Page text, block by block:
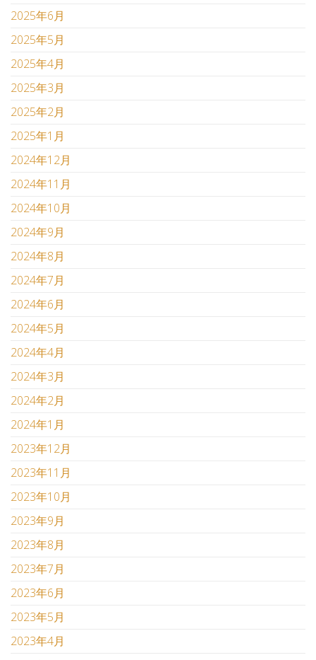
2025年6月
2025年5月
2025年4月
2025年3月
2025年2月
2025年1月
2024年12月
2024年11月
2024年10月
2024年9月
2024年8月
2024年7月
2024年6月
2024年5月
2024年4月
2024年3月
2024年2月
2024年1月
2023年12月
2023年11月
2023年10月
2023年9月
2023年8月
2023年7月
2023年6月
2023年5月
2023年4月